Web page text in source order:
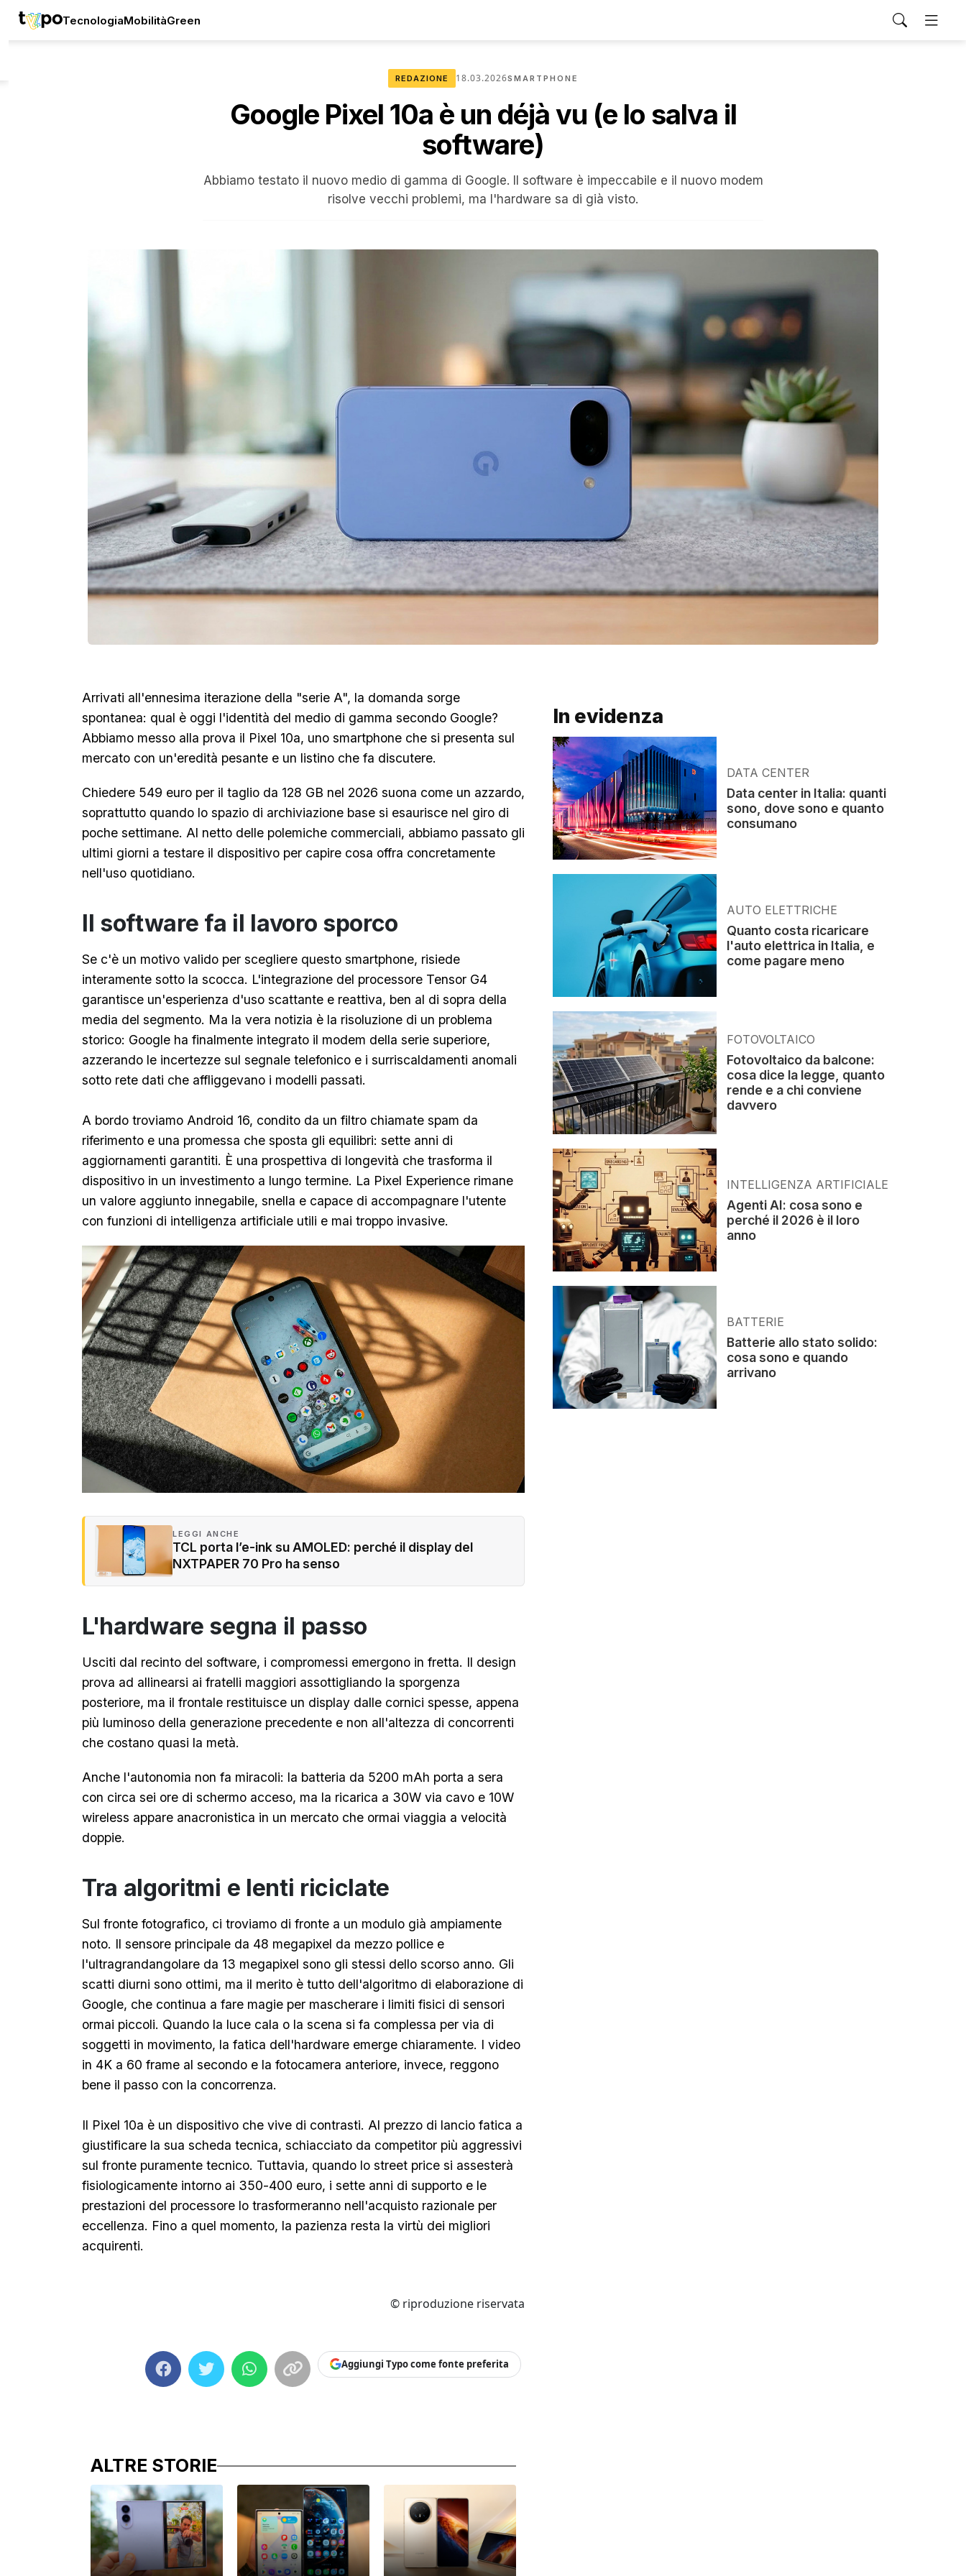
TecnologiaMobilitàGreen
REDAZIONE 18.03.2026SMARTPHONE
Google Pixel 10a è un déjà vu (e lo salva il
software)
Abbiamo testato il nuovo medio di gamma di Google. Il software è impeccabile e il nuovo modem
risolve vecchi problemi, ma l'hardware sa di già visto.
Arrivati all'ennesima iterazione della "serie A", la domanda sorge
spontanea: qual è oggi l'identità del medio di gamma secondo Google?
Abbiamo messo alla prova il Pixel 10a, uno smartphone che si presenta sul
mercato con un'eredità pesante e un listino che fa discutere.
Chiedere 549 euro per il taglio da 128 GB nel 2026 suona come un azzardo,
soprattutto quando lo spazio di archiviazione base si esaurisce nel giro di
poche settimane. Al netto delle polemiche commerciali, abbiamo passato gli
ultimi giorni a testare il dispositivo per capire cosa offra concretamente
nell'uso quotidiano.
Il software fa il lavoro sporco
Se c'è un motivo valido per scegliere questo smartphone, risiede
interamente sotto la scocca. L'integrazione del processore Tensor G4
garantisce un'esperienza d'uso scattante e reattiva, ben al di sopra della
media del segmento. Ma la vera notizia è la risoluzione di un problema
storico: Google ha finalmente integrato il modem della serie superiore,
azzerando le incertezze sul segnale telefonico e i surriscaldamenti anomali
sotto rete dati che affliggevano i modelli passati.
A bordo troviamo Android 16, condito da un filtro chiamate spam da
riferimento e una promessa che sposta gli equilibri: sette anni di
aggiornamenti garantiti. È una prospettiva di longevità che trasforma il
dispositivo in un investimento a lungo termine. La Pixel Experience rimane
un valore aggiunto innegabile, snella e capace di accompagnare l'utente
con funzioni di intelligenza artificiale utili e mai troppo invasive.
LEGGI ANCHE
TCL porta l’e-ink su AMOLED: perché il display del
NXTPAPER 70 Pro ha senso
L'hardware segna il passo
Usciti dal recinto del software, i compromessi emergono in fretta. Il design
prova ad allinearsi ai fratelli maggiori assottigliando la sporgenza
posteriore, ma il frontale restituisce un display dalle cornici spesse, appena
più luminoso della generazione precedente e non all'altezza di concorrenti
che costano quasi la metà.
Anche l'autonomia non fa miracoli: la batteria da 5200 mAh porta a sera
con circa sei ore di schermo acceso, ma la ricarica a 30W via cavo e 10W
wireless appare anacronistica in un mercato che ormai viaggia a velocità
doppie.
Tra algoritmi e lenti riciclate
Sul fronte fotografico, ci troviamo di fronte a un modulo già ampiamente
noto. Il sensore principale da 48 megapixel da mezzo pollice e
l'ultragrandangolare da 13 megapixel sono gli stessi dello scorso anno. Gli
scatti diurni sono ottimi, ma il merito è tutto dell'algoritmo di elaborazione di
Google, che continua a fare magie per mascherare i limiti fisici di sensori
ormai piccoli. Quando la luce cala o la scena si fa complessa per via di
soggetti in movimento, la fatica dell'hardware emerge chiaramente. I video
in 4K a 60 frame al secondo e la fotocamera anteriore, invece, reggono
bene il passo con la concorrenza.
Il Pixel 10a è un dispositivo che vive di contrasti. Al prezzo di lancio fatica a
giustificare la sua scheda tecnica, schiacciato da competitor più aggressivi
sul fronte puramente tecnico. Tuttavia, quando lo street price si assesterà
fisiologicamente intorno ai 350-400 euro, i sette anni di supporto e le
prestazioni del processore lo trasformeranno nell'acquisto razionale per
eccellenza. Fino a quel momento, la pazienza resta la virtù dei migliori
acquirenti.
© riproduzione riservata
Aggiungi Typo come fonte preferita
ALTRE STORIE
In evidenza
DATA CENTER
Data center in Italia: quanti
sono, dove sono e quanto
consumano
AUTO ELETTRICHE
Quanto costa ricaricare
l'auto elettrica in Italia, e
come pagare meno
FOTOVOLTAICO
Fotovoltaico da balcone:
cosa dice la legge, quanto
rende e a chi conviene
davvero
INTELLIGENZA ARTIFICIALE
Agenti AI: cosa sono e
perché il 2026 è il loro
anno
BATTERIE
Batterie allo stato solido:
cosa sono e quando
arrivano